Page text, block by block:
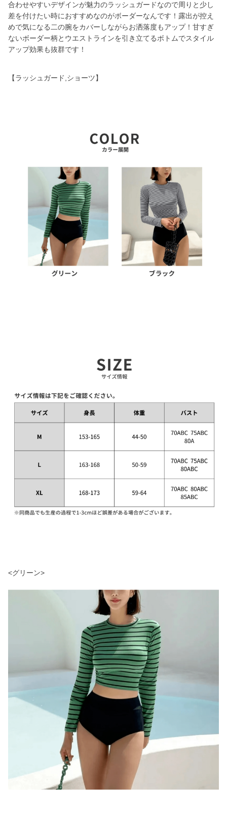
合わせやすいデザインが魅力のラッシュガードなので周りと少し
差を付けたい時におすすめなのがボーダーなんです！露出が控え
めで気になる二の腕をカバーしながらお洒落度もアップ！甘すぎ
ないボーダー柄とウエストラインを引き立てるボトムでスタイル
アップ効果も抜群です！
【ラッシュガード,ショーツ】